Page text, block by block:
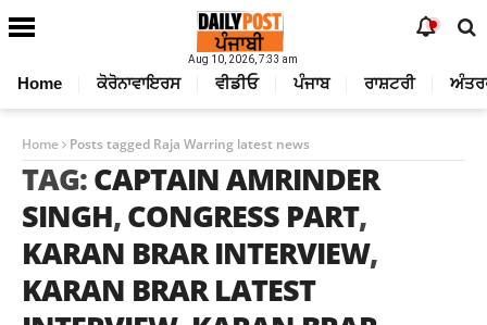
Aug 10, 2026, 7:33 am
Home ਕੋਰੋਨਾਵਾਇਰਸ ਵੀਡੀਓ ਪੰਜਾਬ ਰਾਸ਼ਟਰੀ
Home Posts tagged Raja Warring latest news
TAG:CAPTAIN AMRINDER
SINGH,CONGRESS PART,
KARAN BRAR INTERVIEW,
KARAN BRAR LATEST